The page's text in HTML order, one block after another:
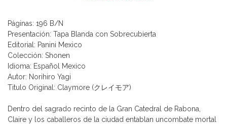
Páginas: 196 B/N
Presentación: Tapa Blanda con Sobrecubierta
Editorial: Panini Mexico
Colección: Shonen
Idioma: Español Mexico
Autor: Norihiro Yagi
Titulo Original: Claymore (クレイモア)
Dentro del sagrado recinto de la Gran Catedral de Rabona,
Claire y los caballeros de la ciudad entablan uncombate mortal